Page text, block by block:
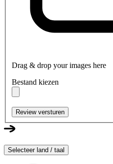
Drag & drop your images here
Bestand kiezen
Review versturen
Selecteer land / taal